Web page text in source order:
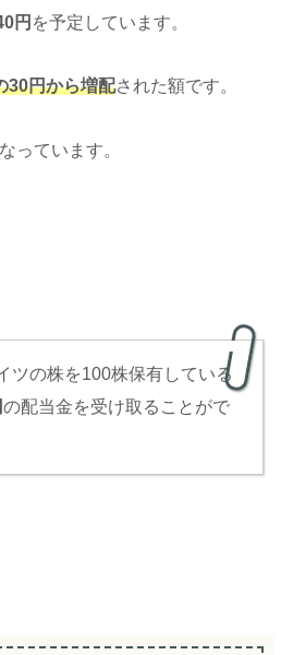
円 を予定しています。
30円から増配された額です。
っています。
ツの株を100株保有している
の配当金を受け取ることがで